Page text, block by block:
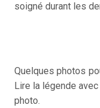
soigné durant les
Quelques photos
Lire la légende
photo.